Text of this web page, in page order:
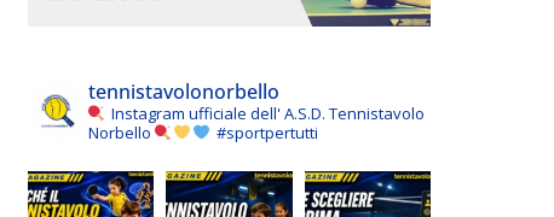
tennistavolonorbello
Instagram ufficiale dell' A.S.D. Tennistavolo
Norbello
#sportpertutti